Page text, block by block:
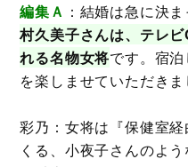
編集Ａ ：結婚は急に決
村久美子さんは、テレ
れる名物女将です。宿
を楽しませていただきま
彩乃：女将は『保健室
くる、小夜子さんのよ